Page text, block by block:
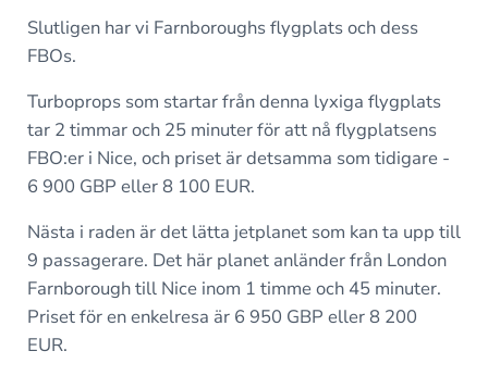
Slutligen har vi Farnboroughs flygplats och dess
FBOs.
Turboprops som startar från denna lyxiga flygplats
tar 2 timmar och 25 minuter för att nå flygplatsens
FBO:er i Nice, och priset är detsamma som tidigare -
6 900 GBP eller 8 100 EUR.
Nästa i raden är det lätta jetplanet som kan ta upp till
9 passagerare. Det här planet anländer från London
Farnborough till Nice inom 1 timme och 45 minuter.
Priset för en enkelresa är 6 950 GBP eller 8 200
EUR.